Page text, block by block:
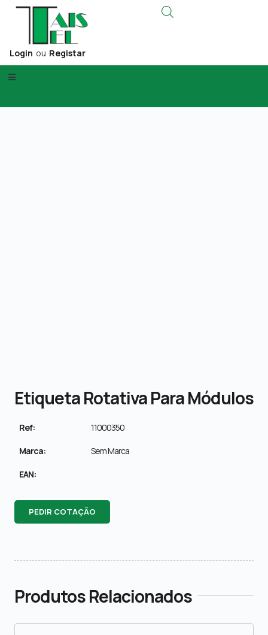
Login ou Registar
Etiqueta Rotativa Para Módulos
Ref: 11000350
Marca: Sem Marca
EAN:
PEDIR COTAÇÃO
Produtos Relacionados